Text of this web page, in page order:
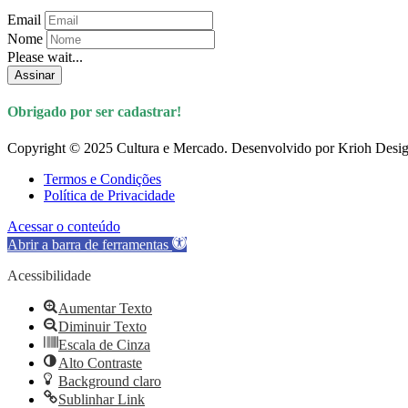
Email
Nome
Please wait...
Assinar
Obrigado por ser cadastrar!
Copyright © 2025 Cultura e Mercado. Desenvolvido por Krioh
Termos e Condições
Política de Privacidade
Acessar o conteúdo
Abrir a barra de ferramentas
Acessibilidade
Aumentar Texto
Diminuir Texto
Escala de Cinza
Alto Contraste
Background claro
Sublinhar Link